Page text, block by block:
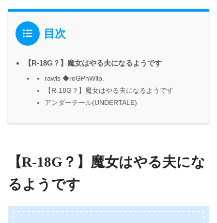
目次
【R-18G？】魔女はやる夫になるようです
rawls ◆roGPnWllp.
【R-18G？】魔女はやる夫になるようです
アンダーテール(UNDERTALE)
【R-18G？】魔女はやる夫にな
るようです